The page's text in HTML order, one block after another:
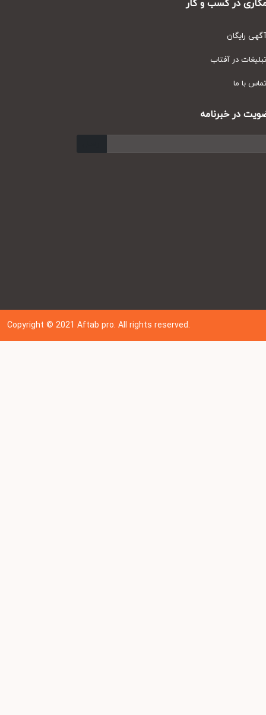
در کسب و کار
رایگان
در آفتاب
با ما
در خبرنامه
Copyright © 202 1Aftab pro. All rights reserved.